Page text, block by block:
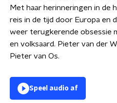
Met haar herinneringen in de
reis in de tijd door Europa en
weer terugkerende obsessie
en volksaard. Pieter van der
Pieter van Os.
Speel audio af